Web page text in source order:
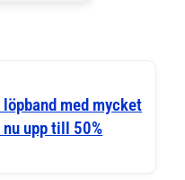
med mycket
upp till 50%